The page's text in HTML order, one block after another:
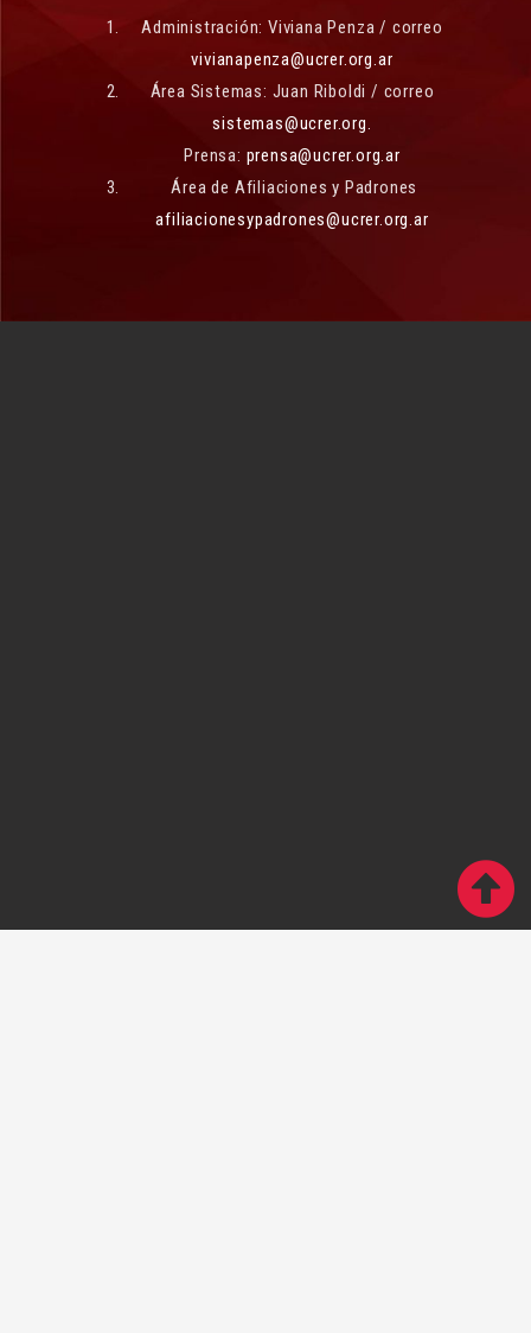
Administración: Viviana Penza / correo
vivianapenza@ucrer.org.ar
Área Sistemas: Juan Riboldi / correo
sistemas@ucrer.org.
Prensa: prensa@ucrer.org.ar
Área de Afiliaciones y Padrones
afiliacionesypadrones@ucrer.org.ar